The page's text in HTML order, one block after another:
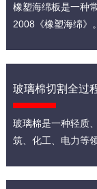
橡塑海绵板是一种
2008《橡塑海绵》
玻璃棉切割全过
玻璃棉是一种轻质
筑、化工、电力等领